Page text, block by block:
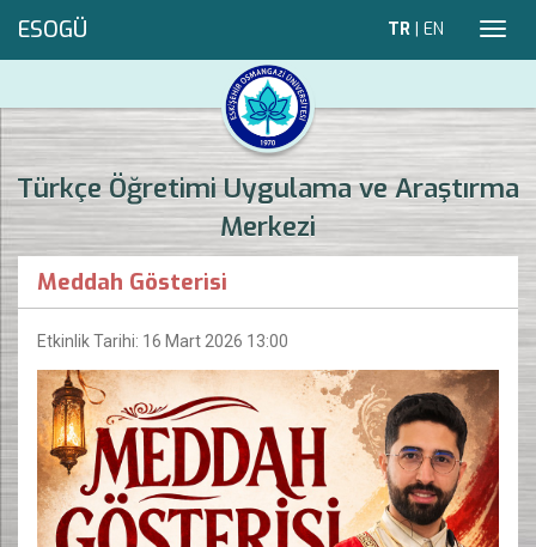
ESOGÜ TR | EN
Türkçe Öğretimi Uygulama ve Araştırma
Merkezi
Meddah Gösterisi
Etkinlik Tarihi: 16 Mart 2026 13:00